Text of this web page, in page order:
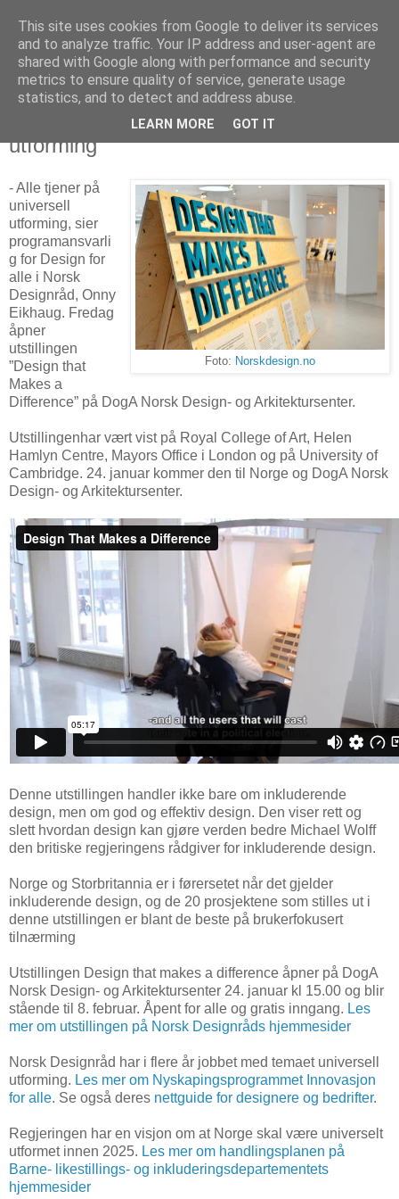
Arkitektur & Miljøteknologi
23 januar 2014
Design makes a difference - universell
utforming
Foto: Norskdesign.no
- Alle tjener på
universell
utforming, sier
programansvarli
g for Design for
alle i Norsk
Designråd, Onny
Eikhaug. Fredag
åpner
utstillingen
”Design that
Makes a
Difference” på DogA Norsk Design- og Arkitektursenter.
Utstillingenhar vært vist på Royal College of Art, Helen
Hamlyn Centre, Mayors Office i London og på University of
Cambridge. 24. januar kommer den til Norge og DogA Norsk
Design- og Arkitektursenter.
Denne utstillingen handler ikke bare om inkluderende
design, men om god og effektiv design. Den viser rett og
slett hvordan design kan gjøre verden bedre Michael Wolff
den britiske regjeringens rådgiver for inkluderende design.
Norge og Storbritannia er i førersetet når det gjelder
inkluderende design, og de 20 prosjektene som stilles ut i
denne utstillingen er blant de beste på brukerfokusert
tilnærming
Utstillingen Design that makes a difference åpner på DogA
Norsk Design- og Arkitektursenter 24. januar kl 15.00 og blir
stående til 8. februar. Åpent for alle og gratis inngang. Les
mer om utstillingen på Norsk Designråds hjemmesider
Norsk Designråd har i flere år jobbet med temaet universell
utforming. Les mer om Nyskapingsprogrammet Innovasjon
for alle. Se også deres nettguide for designere og bedrifter.
Regjeringen har en visjon om at Norge skal være universelt
utformet innen 2025. Les mer om handlingsplanen på
Barne- likestillings- og inkluderingsdepartementets
hjemmesider
This site uses cookies from Google to deliver its services
and to analyze traffic. Your IP address and user-agent are
shared with Google along with performance and security
metrics to ensure quality of service, generate usage
statistics, and to detect and address abuse.
LEARN MORE GOT IT